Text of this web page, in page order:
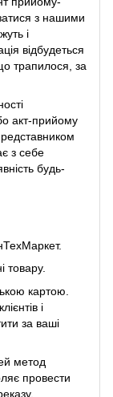
з нашими
і
відбудеться
трапилося, за
акт-прийому
з себе
будь-
товару.
картою.
і
за ваші
метод
провести